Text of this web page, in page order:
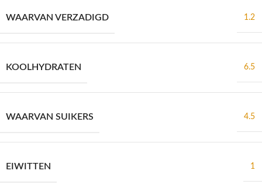
WAARVAN VERZADIGD 1.2
KOOLHYDRATEN 6.5
WAARVAN SUIKERS 4.5
EIWITTEN 1